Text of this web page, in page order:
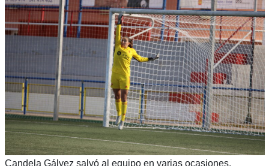
Candela Gálvez salvó al equipo en varias ocasiones.